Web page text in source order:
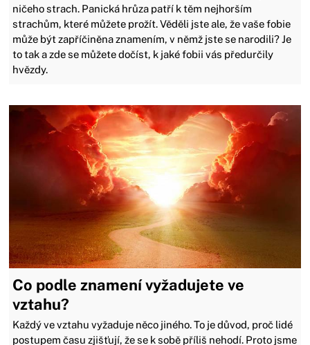
ničeho strach. Panická hrůza patří k těm nejhorším
strachům, které můžete prožít. Věděli jste ale, že vaše fobie
může být zapříčiněna znamením, v němž jste se narodili? Je
to tak a zde se můžete dočíst, k jaké fobii vás předurčily
hvězdy.
Co podle znamení vyžadujete ve
vztahu?
​​​​​​​Každý ve vztahu vyžaduje něco jiného. To je důvod, proč lidé
postupem času zjišťují, že se k sobě příliš nehodí. Proto jsme